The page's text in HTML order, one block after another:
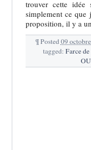
trouver cette idée
simplement ce que
proposition, il y a
¶Posted09
tagged: Farce